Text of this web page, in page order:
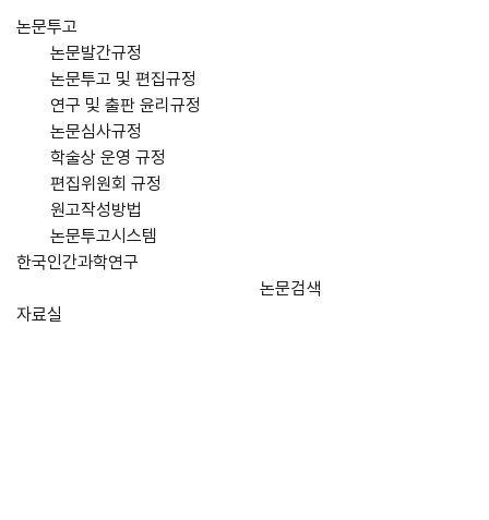
논문투고
논문발간규정
논문투고 및 편집규정
연구 및 출판 윤리규정
논문심사규정
학술상 운영 규정
편집위원회 규정
원고작성방법
논문투고시스템
한국인간과학연구
논문검색
자료실